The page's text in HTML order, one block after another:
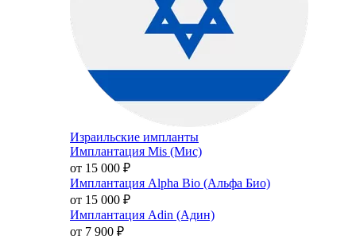
Израильские импланты
Имплантация Mis (Мис)
от 15 000 ₽
Имплантация Alpha Bio (Альфа Био)
от 15 000 ₽
Имплантация Adin (Адин)
от 7 900 ₽